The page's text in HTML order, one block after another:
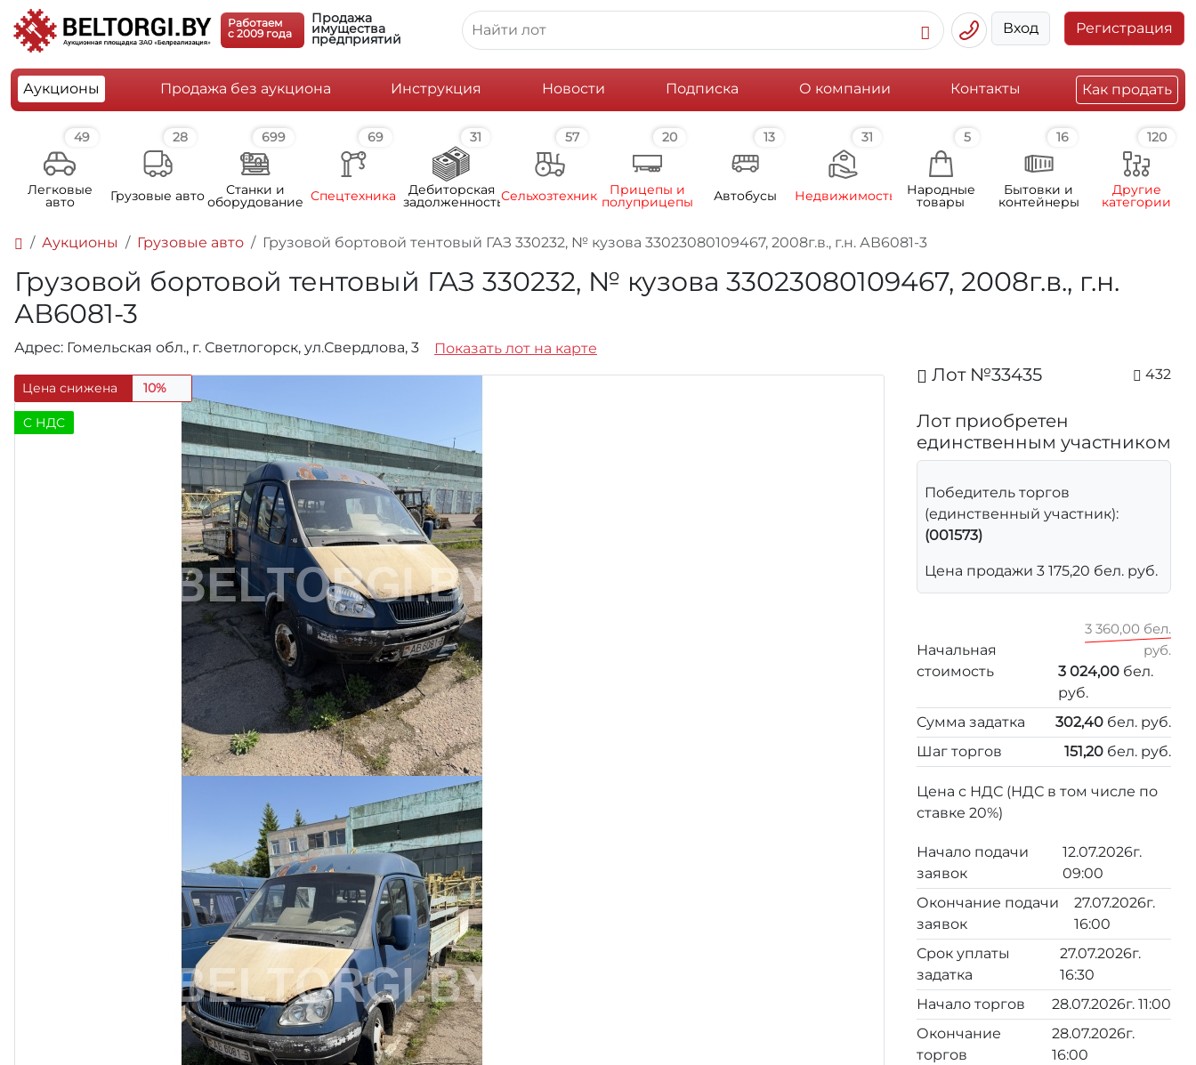
Работаем
c 2009 года
Продажа
имущества
предприятий
Вход Регистрация
Аукционы Продажа без аукциона Инструкция Новости Подписка О компании Контакты Как продать
49
Легковые
авто
28
Грузовые авто
699
Станки и
оборудование
69
Спецтехника
31
Дебиторская
задолженность
57
Сельхозтехника
20
Прицепы и
полуприцепы
13
Автобусы
31
Недвижимость
5
Народные
товары
16
Бытовки и
контейнеры
120
Другие
категории
Аукционы Грузовые авто Грузовой бортовой тентовый ГАЗ 330232, № кузова 33023080109467, 2008г.в., г.н. АВ6081-3
Грузовой бортовой тентовый ГАЗ 330232, № кузова 33023080109467, 2008г.в., г.н.
АВ6081-3
Адрес: Гомельская обл., г. Светлогорск, ул.Свердлова, 3 Показать лот на карте
Цена снижена 10%
C НДС
Лот №33435 432
Лот приобретен
единственным участником
Победитель торгов
(единственный участник):
(001573)
Цена продажи 3 175,20 бел. руб.
Начальная
стоимость
3 360,00 бел.
руб.
3 024,00бел.
руб.
Сумма задатка
302,40 бел. руб.
Шаг торгов
151,20 бел. руб.
Цена с НДС (НДС в том числе по
ставке 20%)
Начало подачи
заявок
12.07.2026г.
09:00
Окончание подачи
заявок
27.07.2026г.
16:00
Срок уплаты
задатка
27.07.2026г.
16:30
Начало торгов
28.07.2026г. 11:00
Окончание
торгов
28.07.2026г.
16:00